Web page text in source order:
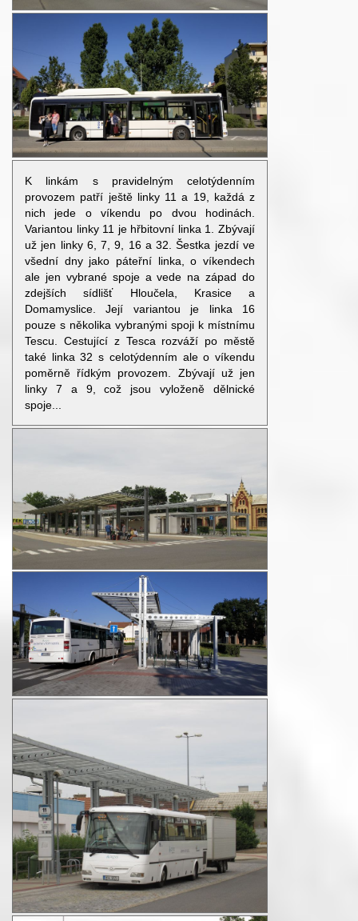
K linkám s pravidelným celotýdenním
provozem patří ještě linky 11 a 19, každá z
nich jede o víkendu po dvou hodinách.
Variantou linky 11 je hřbitovní linka 1. Zbývají
už jen linky 6, 7, 9, 16 a 32. Šestka jezdí ve
všední dny jako páteřní linka, o víkendech
ale jen vybrané spoje a vede na západ do
zdejších sídlišť Hloučela, Krasice a
Domamyslice. Její variantou je linka 16
pouze s několika vybranými spoji k místnímu
Tescu. Cestující z Tesca rozváží po městě
také linka 32 s celotýdenním ale o víkendu
poměrně řídkým provozem. Zbývají už jen
linky 7 a 9, což jsou vyloženě dělnické
spoje...